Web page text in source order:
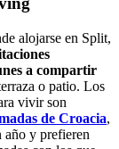
alojarse en Split,
a compartir
o patio. Los
vivir son
de Croacia,
año y prefieren